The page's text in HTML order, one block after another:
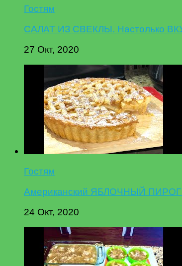
Гостям
САЛАТ ИЗ СВЕКЛЫ. Настолько
27 Окт, 2020
Гостям
Американский ЯБЛОЧНЫЙ ПИРОГ
24 Окт, 2020